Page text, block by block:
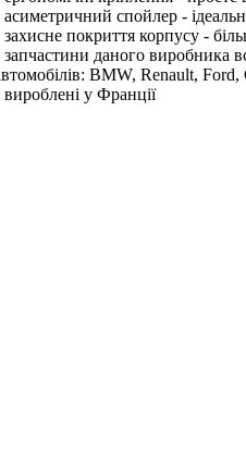
асиметричний спойлер -
захисне покриття корпусу -
запчастини даного виробника
BMW, Renault, Ford,
вироблені у Франції